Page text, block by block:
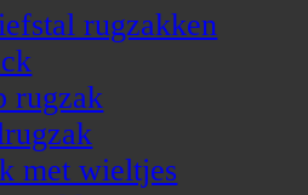
rugzakken
rugzak
met wieltjes